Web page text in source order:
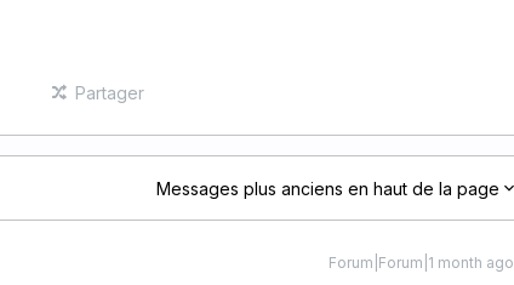
Partager
Messages plus anciens en haut de la page
Forum|Forum|1 month ago